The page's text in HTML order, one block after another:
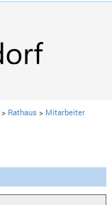
> Rathaus > Mitarbeiter